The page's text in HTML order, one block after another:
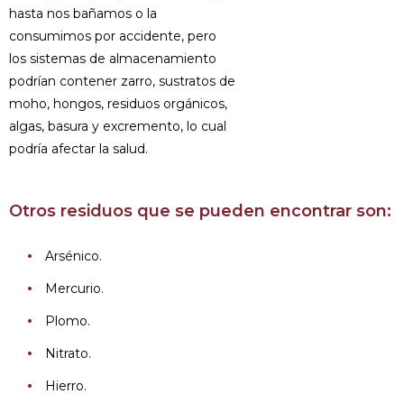
hasta nos bañamos o la
consumimos por accidente, pero
los sistemas de almacenamiento
podrían contener zarro, sustratos de
moho, hongos, residuos orgánicos,
algas, basura y excremento, lo cual
podría afectar la salud.
Otros residuos que se pueden encontrar son:
Arsénico.
Mercurio.
Plomo.
Nitrato.
Hierro.